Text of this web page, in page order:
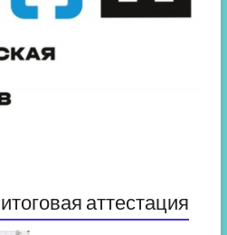
аттестация